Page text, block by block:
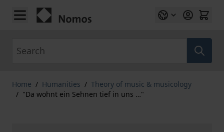
Skip to Content
Home / Humanities / Theory of music & musicology
/ "Da wohnt ein Sehnen tief in uns …"